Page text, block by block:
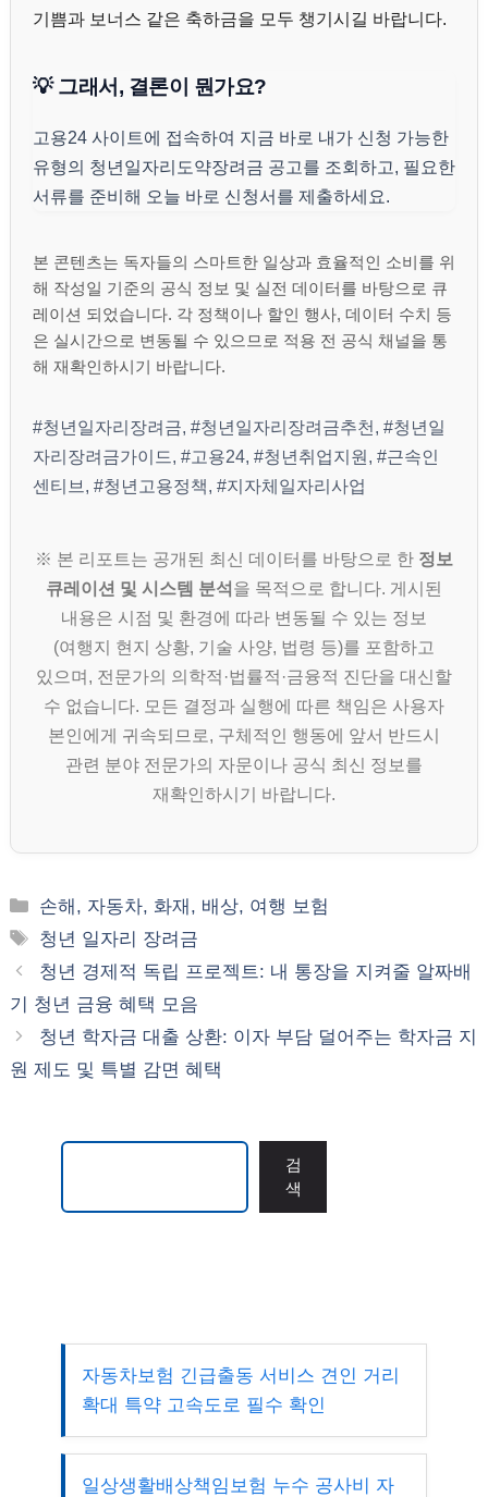
기쁨과 보너스 같은 축하금을 모두 챙기시길 바랍니다.
💡 그래서, 결론이 뭔가요?
고용24 사이트에 접속하여 지금 바로 내가 신청 가능한
유형의 청년일자리도약장려금 공고를 조회하고, 필요한
서류를 준비해 오늘 바로 신청서를 제출하세요.
본 콘텐츠는 독자들의 스마트한 일상과 효율적인 소비를 위
해 작성일 기준의 공식 정보 및 실전 데이터를 바탕으로 큐
레이션 되었습니다. 각 정책이나 할인 행사, 데이터 수치 등
은 실시간으로 변동될 수 있으므로 적용 전 공식 채널을 통
해 재확인하시기 바랍니다.
#청년일자리장려금, #청년일자리장려금추천, #청년일
자리장려금가이드, #고용24, #청년취업지원, #근속인
센티브, #청년고용정책, #지자체일자리사업
※ 본 리포트는 공개된 최신 데이터를 바탕으로 한 정보
큐레이션 및 시스템 분석 을 목적으로 합니다. 게시된
내용은 시점 및 환경에 따라 변동될 수 있는 정보
(여행지 현지 상황, 기술 사양, 법령 등)를 포함하고
있으며, 전문가의 의학적·법률적·금융적 진단을 대신할
수 없습니다. 모든 결정과 실행에 따른 책임은 사용자
본인에게 귀속되므로, 구체적인 행동에 앞서 반드시
관련 분야 전문가의 자문이나 공식 최신 정보를
재확인하시기 바랍니다.
카
테
리
손해, 자동차, 화재, 배상, 여행 보험
태
그
청년 일자리 장려금
청년 경제적 독립 프로젝트: 내 통장을 지켜줄 알짜배
기 청년 금융 혜택 모음
청년 학자금 대출 상환: 이자 부담 덜어주는 학자금 지
원 제도 및 특별 감면 혜택
검
색
자동차보험 긴급출동 서비스 견인 거리
확대 특약 고속도로 필수 확인
일상생활배상책임보험 누수 공사비 자